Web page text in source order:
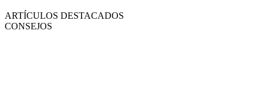
ARTÍCULOS DESTACADOS
CONSEJOS